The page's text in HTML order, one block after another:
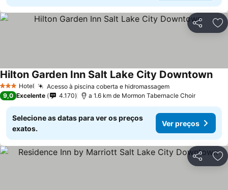
Partilhar
3 EstrelasHotel Acesso à piscina coberta e hidromassagem
Hilton Garden Inn Salt Lake City Downtown
9,0 Excelente 4.170 a 1.6 km de Mormon Tabernacle Choir
Selecione as datas para ver os preços
exatos.
Ver preços
Partilhar